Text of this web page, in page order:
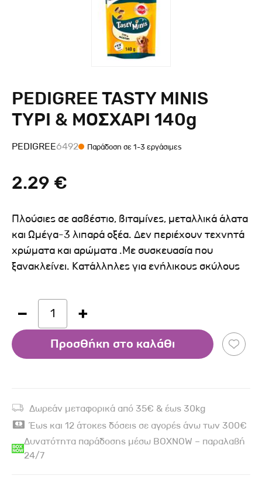
PEDIGREE TASTY MINIS
ΤΥΡΙ & ΜΟΣΧΑΡΙ 140g
PEDIGREE6492 Παράδοση σε 1-3 εργάσιμες
2.29 €
Πλούσιες σε ασβέστιο, βιταμίνες, μεταλλικά άλατα
και Ωμέγα-3 λιπαρά οξέα. Δεν περιέχουν τεχνητά
χρώματα και αρώματα .Με συσκευασία που
ξανακλείνει. Κατάλληλες για ενήλικους σκύλους
1
Προσθήκη στο καλάθι
Δωρεάν μεταφορικά από 35€ & έως 30kg
Έως και 12 άτοκες δόσεις σε αγορές άνω των 300€
Δυνατότητα παράδοσης μέσω BOXNOW – παραλαβή
24/7